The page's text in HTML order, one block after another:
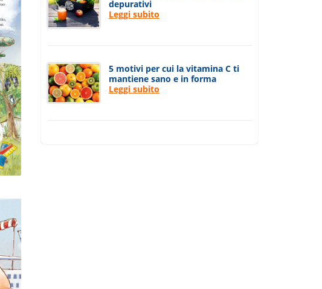
depurativi
Leggi subito
5 motivi per cui la vitamina C ti
mantiene sano e in forma
Leggi subito